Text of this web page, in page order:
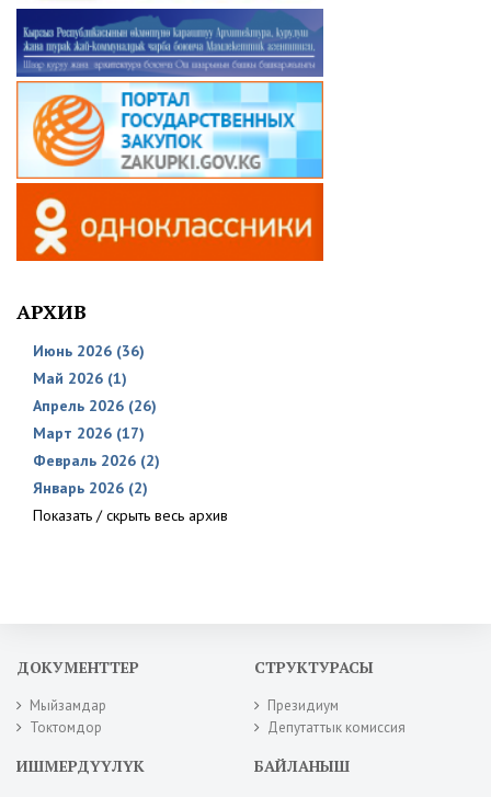
АРХИВ
Июнь 2026 (36)
Май 2026 (1)
Апрель 2026 (26)
Март 2026 (17)
Февраль 2026 (2)
Январь 2026 (2)
Показать / скрыть весь архив
ДОКУМЕНТТЕР
Мыйзамдар
Токтомдор
СТРУКТУРАСЫ
Президиум
Депутаттык комиссия
ИШМЕРДҮҮЛҮК БАЙЛАНЫШ